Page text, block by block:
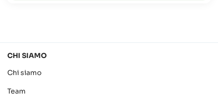
CHI SIAMO
Chi siamo
Team